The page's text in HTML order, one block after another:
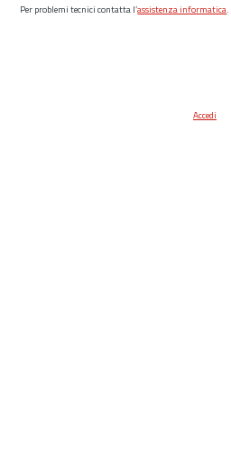
Per problemi tecnici contatta l’assistenza informatica.
Accedi